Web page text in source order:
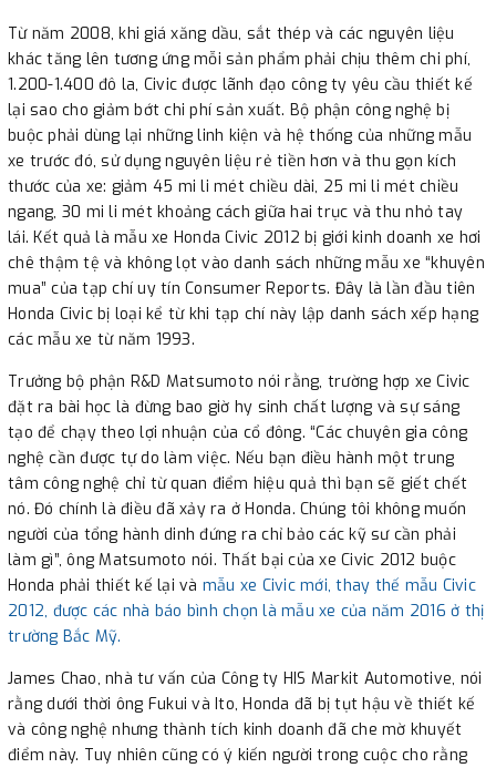
Từ năm 2008, khi giá xăng dầu, sắt thép và các nguyên liệu
khác tăng lên tương ứng mỗi sản phẩm phải chịu thêm chi phí,
1.200-1.400 đô la, Civic được lãnh đạo công ty yêu cầu thiết kế
lại sao cho giảm bớt chi phí sản xuất. Bộ phận công nghệ bị
buộc phải dùng lại những linh kiện và hệ thống của những mẫu
xe trước đó, sử dụng nguyên liệu rẻ tiền hơn và thu gọn kích
thước của xe: giảm 45 mi li mét chiều dài, 25 mi li mét chiều
ngang, 30 mi li mét khoảng cách giữa hai trục và thu nhỏ tay
lái. Kết quả là mẫu xe Honda Civic 2012 bị giới kinh doanh xe hơi
chê thậm tệ và không lọt vào danh sách những mẫu xe “khuyên
mua” của tạp chí uy tín Consumer Reports. Đây là lần đầu tiên
Honda Civic bị loại kể từ khi tạp chí này lập danh sách xếp hạng
các mẫu xe từ năm 1993.
Trưởng bộ phận R&D Matsumoto nói rằng, trường hợp xe Civic
đặt ra bài học là đừng bao giờ hy sinh chất lượng và sự sáng
tạo để chạy theo lợi nhuận của cổ đông. “Các chuyên gia công
nghệ cần được tự do làm việc. Nếu bạn điều hành một trung
tâm công nghệ chỉ từ quan điểm hiệu quả thì bạn sẽ giết chết
nó. Đó chính là điều đã xảy ra ở Honda. Chúng tôi không muốn
người của tổng hành dinh đứng ra chỉ bảo các kỹ sư cần phải
làm gì”, ông Matsumoto nói. Thất bại của xe Civic 2012 buộc
Honda phải thiết kế lại và mẫu xe Civic mới, thay thế mẫu Civic
2012, được các nhà báo bình chọn là mẫu xe của năm 2016 ở thị
trường Bắc Mỹ.
James Chao, nhà tư vấn của Công ty HIS Markit Automotive, nói
rằng dưới thời ông Fukui và Ito, Honda đã bị tụt hậu về thiết kế
và công nghệ nhưng thành tích kinh doanh đã che mờ khuyết
điểm này. Tuy nhiên cũng có ý kiến người trong cuộc cho rằng